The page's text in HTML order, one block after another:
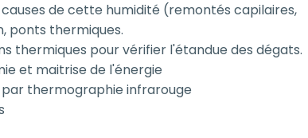
de cette humidité (remontés capilaires,
ponts thermiques.
thermiques pour vérifier l'étandue des dégats.
et maitrise de l'énergie
thermographie infrarouge